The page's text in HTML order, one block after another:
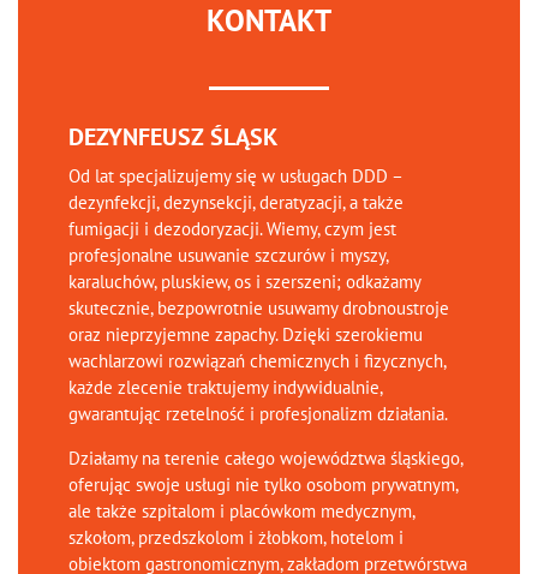
KONTAKT
DEZYNFEUSZ ŚLĄSK
Od lat specjalizujemy się w usługach DDD –
dezynfekcji, dezynsekcji, deratyzacji, a także
fumigacji i dezodoryzacji. Wiemy, czym jest
profesjonalne usuwanie szczurów i myszy,
karaluchów, pluskiew, os i szerszeni; odkażamy
skutecznie, bezpowrotnie usuwamy drobnoustroje
oraz nieprzyjemne zapachy. Dzięki szerokiemu
wachlarzowi rozwiązań chemicznych i fizycznych,
każde zlecenie traktujemy indywidualnie,
gwarantując rzetelność i profesjonalizm działania.
Działamy na terenie całego województwa śląskiego,
oferując swoje usługi nie tylko osobom prywatnym,
ale także szpitalom i placówkom medycznym,
szkołom, przedszkolom i żłobkom, hotelom i
obiektom gastronomicznym, zakładom przetwórstwa